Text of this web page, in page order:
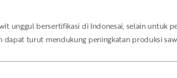
unggul ber­sertifikasi di Indo­nesai, selain untuk
dapat turut mendukung peningkatan pro­duk­si